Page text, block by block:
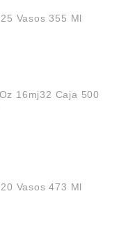
Vasos 355 Ml
16mj32 Caja 500
Vasos 473 Ml